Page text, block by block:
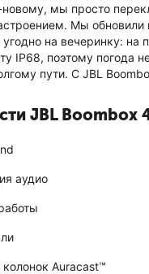
новому, мы просто
Мы
на вечеринку:
IP68, поэтому погода
пути. С JBL
JBL Boombox
аудио
Auracast™